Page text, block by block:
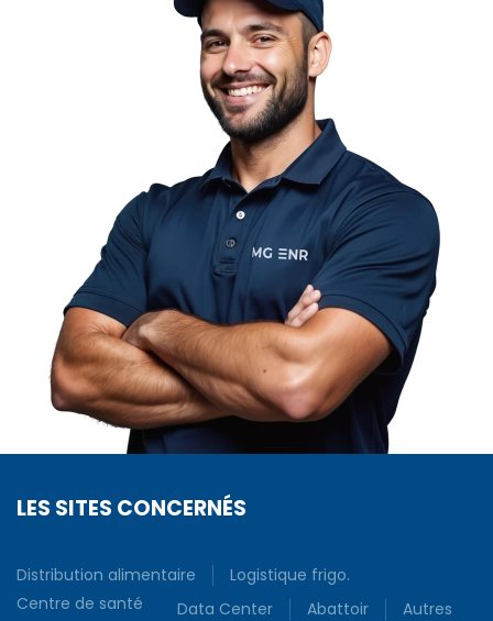
LES SITES CONCERNÉS
Distribution alimentaire
Logistique frigo.
Centre de santé
Data Center Abattoir Autres